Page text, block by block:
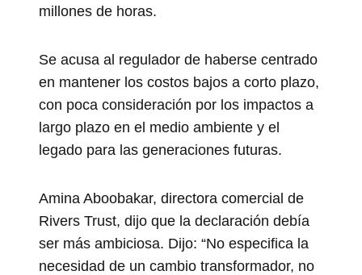
millones de horas.
Se acusa al regulador de haberse centrado
en mantener los costos bajos a corto plazo,
con poca consideración por los impactos a
largo plazo en el medio ambiente y el
legado para las generaciones futuras.
Amina Aboobakar, directora comercial de
Rivers Trust, dijo que la declaración debía
ser más ambiciosa. Dijo: “No especifica la
necesidad de un cambio transformador, no